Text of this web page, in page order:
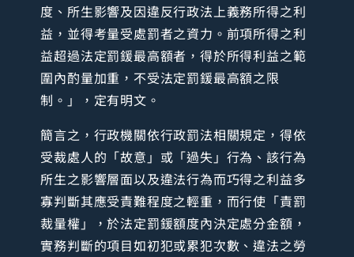
度、所生影響及因違反行政法上義務所得之利
益，並得考量受處罰者之資力。前項所得之利
益超過法定罰鍰最高額者，得於所得利益之範
圍內酌量加重，不受法定罰鍰最高額之限
制。」，定有明文。
簡言之，行政機關依行政罰法相關規定，得依
受裁處人的「故意」或「過失」行為、該行為
所生之影響層面以及違法行為而巧得之利益多
寡判斷其應受責難程度之輕重，而行使「責罰
裁量權」，於法定罰鍰額度內決定處分金額，
實務判斷的項目如初犯或累犯次數、違法之勞